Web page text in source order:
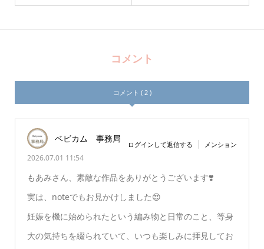
コメント
コメント ( 2 )
ベビカム 事務局
2026.07.01 11:54
ログインして返信する メンション
もあみさん、素敵な作品をありがとうございます❣️
実は、noteでもお見かけしました😍
妊娠を機に始められたという編み物と日常のこと、等身
大の気持ちを綴られていて、いつも楽しみに拝見してお